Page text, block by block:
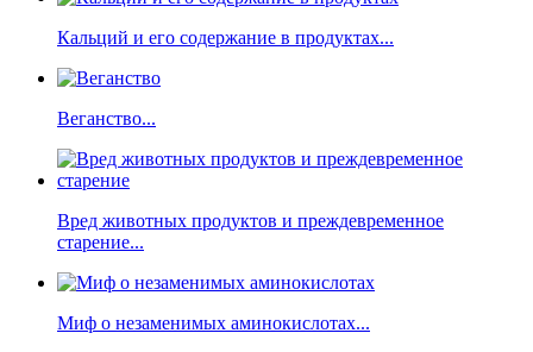
Кальций и его содержание в продуктах...
Веганство...
Вред животных продуктов и преждевременное
старение...
Миф о незаменимых аминокислотах...